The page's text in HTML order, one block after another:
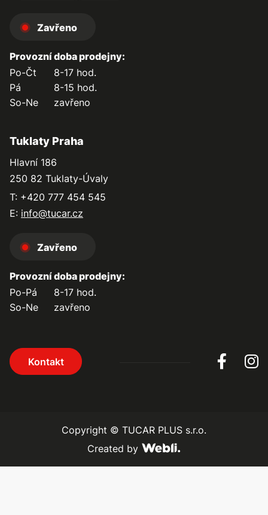
Zavřeno
Provozní doba prodejny:
Po-Čt
8-17 hod.
Pá
8-15 hod.
So-Ne
zavřeno
Tuklaty Praha
Hlavní 186
250 82 Tuklaty-Úvaly
T: +420 777 454 545
E: info@tucar.cz
Zavřeno
Provozní doba prodejny:
Po-Pá
8-17 hod.
So-Ne
zavřeno
Kontakt
Copyright © TUCAR PLUS s.r.o.
Created by